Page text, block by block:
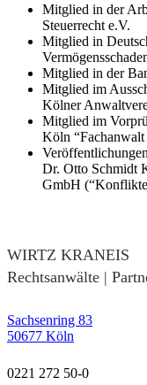
Mitglied in der
Steuerrecht e.V.
Mitglied in
Mitglied in der
Mitglied im
Kölner
Mitglied im
Köln “Fachanwalt
Dr. Otto Schmidt
GmbH
WIRTZ KRANEIS
Rechtsanwälte |
Sachsenring 83
50677 Köln
0221 272 50-0